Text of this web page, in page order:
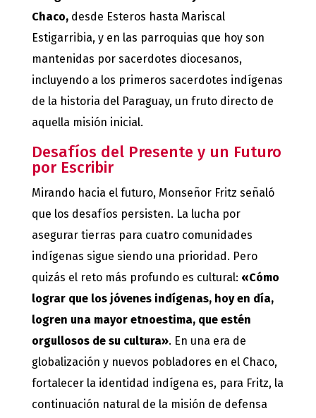
Chaco,desde Esteros hasta Mariscal
Estigarribia, y en las parroquias que hoy son
mantenidas por sacerdotes diocesanos,
incluyendo a los primeros sacerdotes indígenas
de la historia del Paraguay, un fruto directo de
aquella misión inicial.
Desafíos del Presente y un Futuro
por Escribir
Mirando hacia el futuro, Monseñor Fritz señaló
que los desafíos persisten. La lucha por
asegurar tierras para cuatro comunidades
indígenas sigue siendo una prioridad. Pero
quizás el reto más profundo es cultural: «Cómo
lograr que los jóvenes indígenas, hoy en día,
logren una mayor etnoestima, que estén
orgullosos de su cultura». En una era de
globalización y nuevos pobladores en el Chaco,
fortalecer la identidad indígena es, para Fritz, la
continuación natural de la misión de defensa